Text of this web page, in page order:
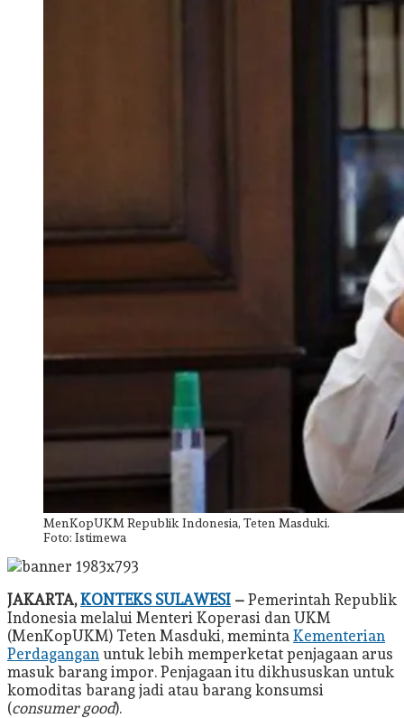
MenKopUKM Republik Indonesia, Teten Masduki.
Foto: Istimewa
JAKARTA,KONTEKS SULAWESI – Pemerintah Republik
Indonesia melalui Menteri Koperasi dan UKM
(MenKopUKM) Teten Masduki, meminta Kementerian
Perdagangan untuk lebih memperketat penjagaan arus
masuk barang impor. Penjagaan itu dikhususkan untuk
komoditas barang jadi atau barang konsumsi
(consumer good).